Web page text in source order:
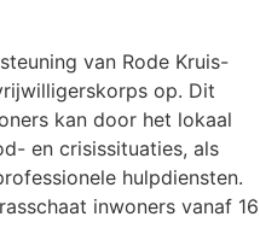
van Rode Kruis-
op. Dit
kan door het lokaal
en crisissituaties, als
hulpdiensten.
inwoners vanaf 16